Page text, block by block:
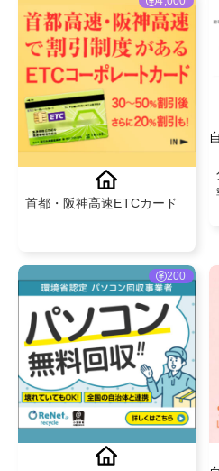
首都・阪神高速ETCカード
200